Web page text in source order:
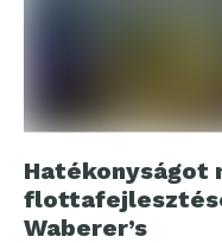
Hatékonyságot
Waberer’s